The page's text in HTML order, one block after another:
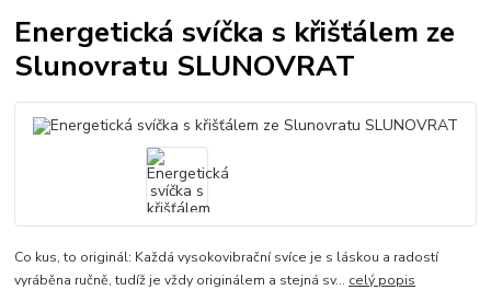
Energetická svíčka s křišťálem ze
Slunovratu SLUNOVRAT
Co kus, to originál: Každá vysokovibrační svíce je s láskou a radostí
vyráběna ručně, tudíž je vždy originálem a stejná sv... celý popis